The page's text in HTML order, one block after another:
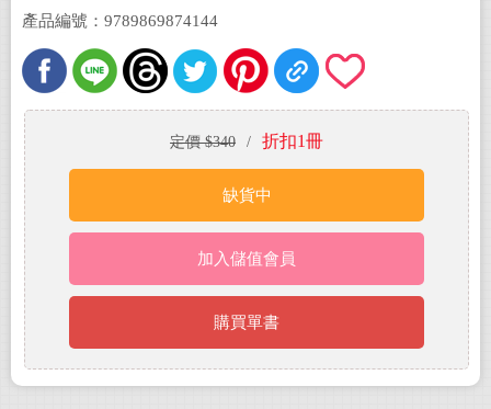
產品編號：9789869874144
定價 $340 / 折扣1冊
缺貨中
加入儲值會員
購買單書